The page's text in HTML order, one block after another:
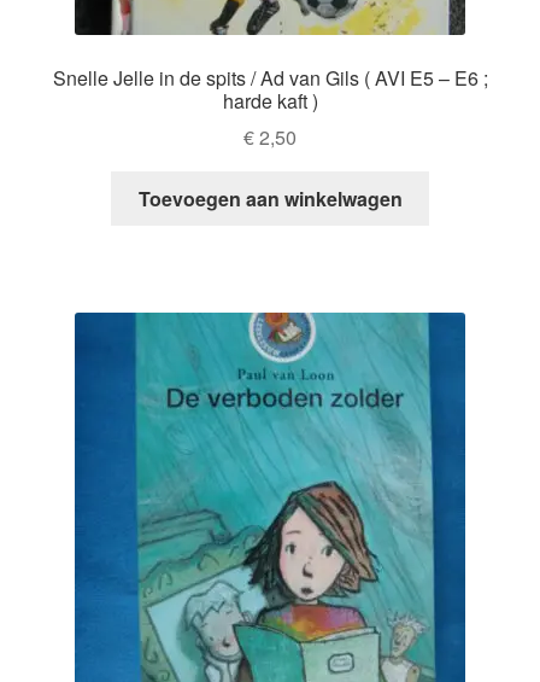
Snelle Jelle in de spits / Ad van Gils ( AVI E5 – E6 ;
harde kaft )
€2,50
Toevoegen aan winkelwagen